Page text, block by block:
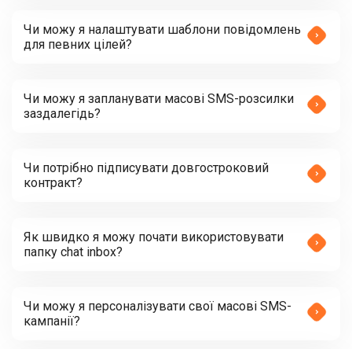
Чи можу я налаштувати шаблони повідомлень
для певних цілей?
Чи можу я запланувати масові SMS-розсилки
заздалегідь?
Чи потрібно підписувати довгостроковий
контракт?
Як швидко я можу почати використовувати
папку chat inbox?
Чи можу я персоналізувати свої масові SMS-
кампанії?